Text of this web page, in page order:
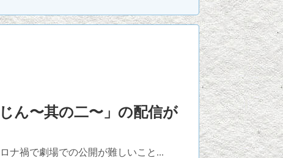
ん〜其の二〜」の配信が
ナ禍で劇場での公開が難しいこと...